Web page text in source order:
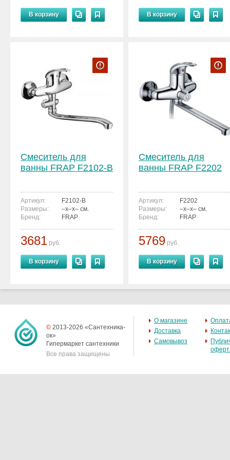
В корзину В корзину
Смеситель для
ванны FRAP F2102-B
Артикул:
F2102-B
Размеры:
–x–x– см.
Бренд:
FRAP
3681 руб.
В корзину
Смеситель для
ванны FRAP F2202
Артикул:
F2202
Размеры:
–x–x– см.
Бренд:
FRAP
5769 руб.
В корзину
© 2013-2026 «Сантехника-
ок»
Гипермаркет сантехники
Все права защищены
О магазине
Доставка
Самовывоз